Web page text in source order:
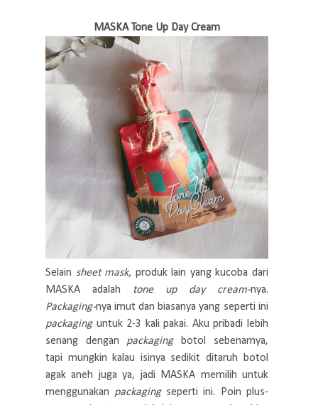
MASKA Tone Up Day Cream
Selain sheet mask, produk lain yang kucoba dari
MASKA adalah
tone up day cream-nya.
Packaging-nya imut dan biasanya yang seperti ini
packaging untuk 2-3 kali pakai. Aku pribadi lebih
senang dengan packaging botol sebenarnya,
tapi mungkin kalau isinya sedikit ditaruh botol
agak aneh juga ya, jadi MASKA memilih untuk
menggunakan packaging seperti ini. Poin plus-